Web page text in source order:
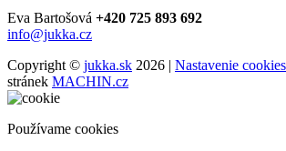
Eva Bartošová +420 725 893 692
info@jukka.cz
Copyright © jukka.sk 2026 | Nastavenie cookies
stránek MACHIN.cz
Používame cookies